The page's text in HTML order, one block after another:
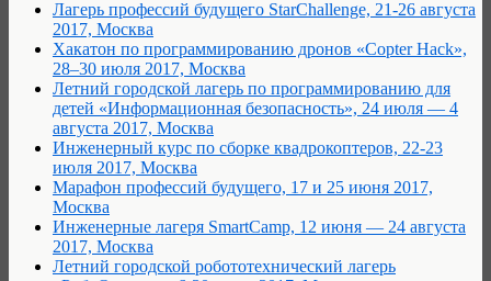
Лагерь профессий будущего StarChallenge, 21-26 августа
2017, Москва
Хакатон по программированию дронов «Copter Hack»,
28–30 июля 2017, Москва
Летний городской лагерь по программированию для
детей «Информационная безопасность», 24 июля — 4
августа 2017, Москва
Инженерный курс по сборке квадрокоптеров, 22-23
июля 2017, Москва
Марафон профессий будущего, 17 и 25 июня 2017,
Москва
Инженерные лагеря SmartCamp, 12 июня — 24 августа
2017, Москва
Летний городской робототехнический лагерь